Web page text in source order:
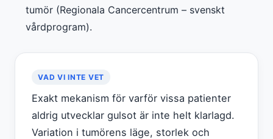
tumör (Regionala Cancercentrum – svenskt
vårdprogram).
VAD VI INTE VET
Exakt mekanism för varför vissa patienter
aldrig utvecklar gulsot är inte helt klarlagd.
Variation i tumörens läge, storlek och